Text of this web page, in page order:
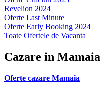
Revelion 2024
Oferte Last Minute
Oferte Early Booking 2024
Toate Ofertele de Vacanta
Cazare in Mamaia
Oferte cazare Mamaia